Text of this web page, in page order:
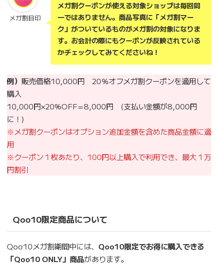
メガ割目印
メガ割クーポンが使える対象ショップは毎回同
一ではありません。商品写真に「メガ割マー
ク」がついているものがメガ割の対象になりま
す。お会計の際にもクーポンが反映されている
かチェックしてみてくださいね！
例） 販売価格10,000円 20％オフメガ割クーポンを適用して
購入
10,000円×20%OFF=8,000円 (支払い金額が8,000円
に！)
※メガ割クーポンはオプション追加金額を含めた商品金額に適
用
※クーポン１枚あたり、100円以上購入で利用でき、最大１万
円割引
Qoo10限定商品について
Qoo10メガ割期間中には、 Qoo10限定でお得に購入できる
「Qoo10 ONLY」商品があります。